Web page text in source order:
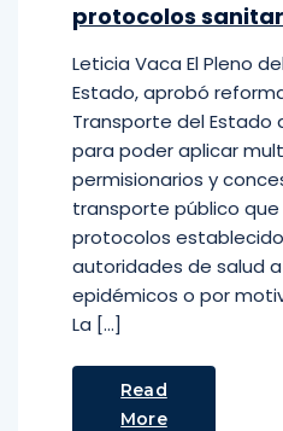
protocolos
Leticia Vaca El Pleno
Estado, aprobó
Transporte del Estado
para poder aplicar
permisionarios y
transporte público
protocolos
autoridades de salud
epidémicos o por
La […]
Read
More